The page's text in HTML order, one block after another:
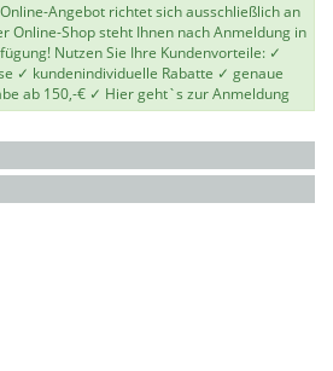
Angebot richtet sich ausschließlich an
Online-Shop steht Ihnen nach Anmeldung in
Nutzen Sie Ihre Kundenvorteile: ✓
✓ kundenindividuelle Rabatte ✓ genaue
ab 150,-€ ✓ Hier geht`s zur Anmeldung